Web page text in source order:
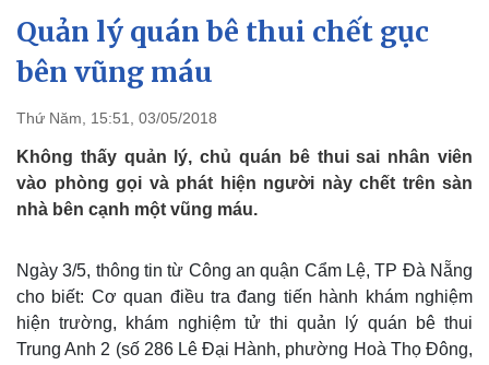
Chính trị
Đảng
Tổ chức nhân sự
Nhận diện sự thật
Xã hội
Việc làm
Biển đảo
Quản lý quán bê thui chết gục
bên vũng máu
Thứ Năm, 15:51, 03/05/2018
Không thấy quản lý, chủ quán bê thui sai nhân viên
vào phòng gọi và phát hiện người này chết trên sàn
nhà bên cạnh một vũng máu.
Ngày 3/5, thông tin từ Công an quận Cẩm Lệ, TP Đà Nẵng
cho biết: Cơ quan điều tra đang tiến hành khám nghiệm
hiện trường, khám nghiệm tử thi quản lý quán bê thui
Trung Anh 2 (số 286 Lê Đại Hành, phường Hoà Thọ Đông,